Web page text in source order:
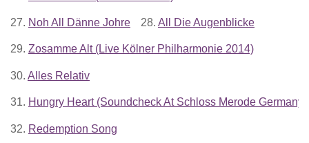
27. Noh All Dänne Johre 28. All Die Augenblicke
29. Zosamme Alt (Live Kölner Philharmonie 2014)
30. Alles Relativ
31. Hungry Heart (Soundcheck At Schloss Merode Germany
32. Redemption Song